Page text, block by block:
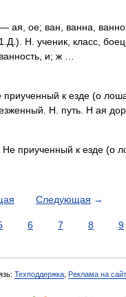
— ая, ое; ван, ванна,
Н. ученик, класс,
и; ж …
к езде (о
Н. путь. Н ая
приученный к езде (о
Следующая →
6 7 8 9
Техподдержка Реклама на